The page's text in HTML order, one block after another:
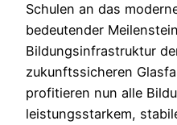
Schulen an das
bedeutender
Bildungsinfrastruktur
zukunftssicheren
profitieren nun alle
leistungsstarkem,